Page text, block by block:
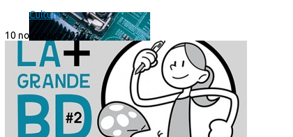
Culture
10 novembre 2015